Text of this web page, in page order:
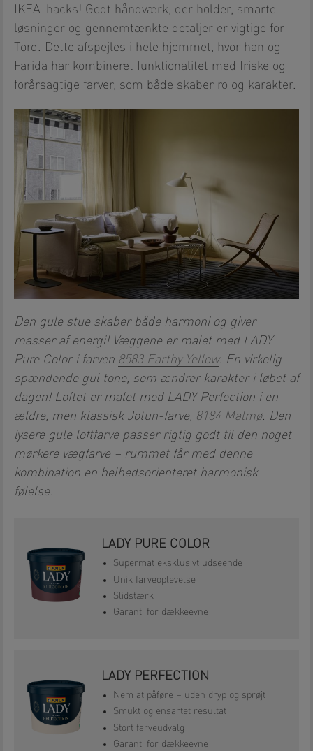
IKEA-hacks! Godt håndværk, der holder, smarte
løsninger og gennemtænkte detaljer er vigtige for
Tord. Dette afspejles i hele hjemmet, hvor han og
Farida har kombineret funktionalitet med friske og
forårsagtige farver, som både skaber ro og karakter.
Den gule stue skaber både harmoni og giver
masser af energi! Væggene er malet med LADY
Pure Color i farven 8583 Earthy Yellow. En virkelig
spændende gul tone, som ændrer karakter i løbet af
dagen! Loftet er malet med LADY Perfection i en
ældre, men klassisk Jotun-farve, 8184 Malmø. Den
lysere gule loftfarve passer rigtig godt til den noget
mørkere vægfarve – rummet får med denne
kombination en helhedsorienteret harmonisk
følelse.
LADY PURE COLOR
Supermat eksklusivt udseende
Unik farveoplevelse
Slidstærk
Garanti for dækkeevne
LADY PERFECTION
Nem at påføre – uden dryp og sprøjt
Smukt og ensartet resultat
Stort farveudvalg
Garanti for dækkeevne